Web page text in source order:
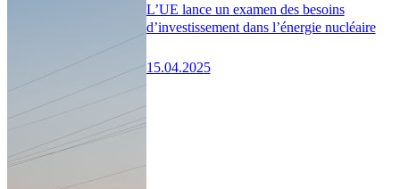
L’UE lance un examen des besoins
d’investissement dans l’énergie nucléaire
15.04.2025